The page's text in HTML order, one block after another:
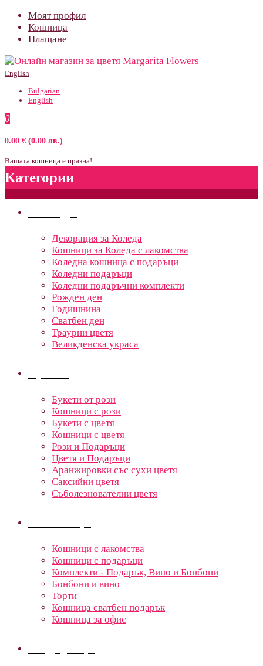
Моят профил
Кошница
Плащане
English
Bulgarian
English
0
0.00 € (0.00 лв.)
Вашата кошница е празна!
Категории
Декорация за Коледа
Кошници за Коледа с лакомства
Коледна кошница с подаръци
Коледни подаръци
Коледни подаръчни комплекти
Рожден ден
Годишнина
Сватбен ден
Траурни цветя
Великденска украса
Букети от рози
Кошници с рози
Букети с цветя
Кошници с цветя
Рози и Подаръци
Цветя и Подаръци
Аранжировки със сухи цветя
Саксийни цветя
Съболезнователни цветя
Кошници с лакомства
Кошници с подаръци
Комплекти - Подарък, Вино и Бонбони
Бонбони и вино
Торти
Кошница сватбен подарък
Кошница за офис